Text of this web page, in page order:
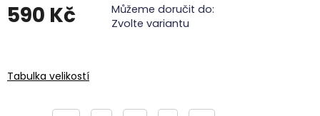
590 Kč
Můžeme doručit do:
Zvolte variantu
Tabulka velikostí